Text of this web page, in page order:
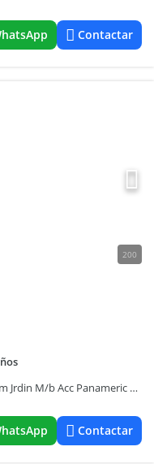
Contactar
200
B°C°LAS CASUARINAS Del Viso Pilar 2Dorm Jrdin M/b Acc Panameric Km 42 FmiliarTranquilo Bjs Expens Vig24 Oportunidad!
Contactar